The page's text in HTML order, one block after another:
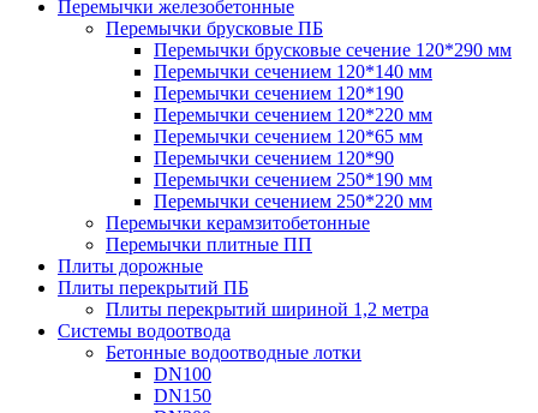
Перемычки железобетонные
Перемычки брусковые ПБ
Перемычки брусковые сечение 120*290 мм
Перемычки сечением 120*140 мм
Перемычки сечением 120*190
Перемычки сечением 120*220 мм
Перемычки сечением 120*65 мм
Перемычки сечением 120*90
Перемычки сечением 250*190 мм
Перемычки сечением 250*220 мм
Перемычки керамзитобетонные
Перемычки плитные ПП
Плиты дорожные
Плиты перекрытий ПБ
Плиты перекрытий шириной 1,2 метра
Системы водоотвода
Бетонные водоотводные лотки
DN100
DN150